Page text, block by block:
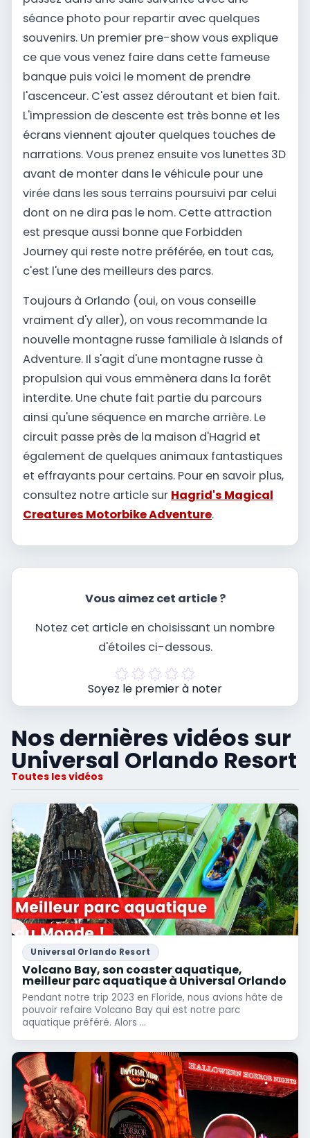
séance photo pour repartir avec quelques
souvenirs. Un premier pre-show vous explique
ce que vous venez faire dans cette fameuse
banque puis voici le moment de prendre
l'ascenceur. C'est assez déroutant et bien fait.
L'impression de descente est très bonne et les
écrans viennent ajouter quelques touches de
narrations. Vous prenez ensuite vos lunettes 3D
avant de monter dans le véhicule pour une
virée dans les sous terrains poursuivi par celui
dont on ne dira pas le nom. Cette attraction
est presque aussi bonne que Forbidden
Journey qui reste notre préférée, en tout cas,
c'est l'une des meilleurs des parcs.
Toujours à Orlando (oui, on vous conseille
vraiment d'y aller), on vous recommande la
nouvelle montagne russe familiale à Islands of
Adventure. Il s'agit d'une montagne russe à
propulsion qui vous emmènera dans la forêt
interdite. Une chute fait partie du parcours
ainsi qu'une séquence en marche arrière. Le
circuit passe près de la maison d'Hagrid et
également de quelques animaux fantastiques
et effrayants pour certains. Pour en savoir plus,
consultez notre article sur Hagrid's Magical
Creatures Motorbike Adventure.
Vous aimez cet article ?
Notez cet article en choisissant un nombre
d'étoiles ci-dessous.
Soyez le premier à noter
Nos dernières vidéos sur
Universal Orlando Resort
Toutes les vidéos
Universal Orlando Resort
Volcano Bay, son coaster aquatique,
meilleur parc aquatique à Universal Orlando
Pendant notre trip 2023 en Floride, nous avions hâte de
pouvoir refaire Volcano Bay qui est notre parc
aquatique préféré. Alors ...